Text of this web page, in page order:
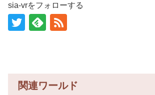
sia-vrをフォローする
関連ワールド